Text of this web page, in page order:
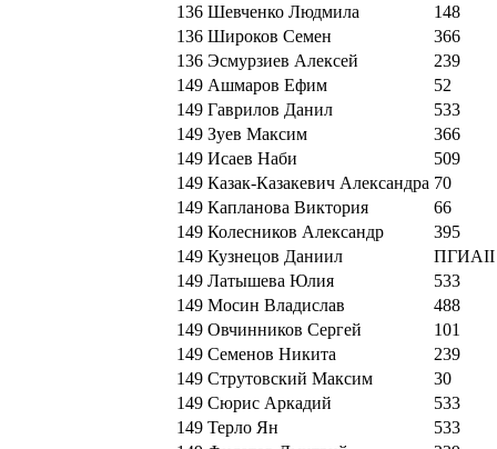
136 Шевченко Людмила
148
136 Широков Семен
366
136 Эсмурзиев Алексей
239
149 Ашмаров Ефим
52
149 Гаврилов Данил
533
149 Зуев Максим
366
149 Исаев Наби
509
149 Казак-Казакевич Александра 70
149 Капланова Виктория
66
149 Колесников Александр
395
149 Кузнецов Даниил
ПГИАII
149 Латышева Юлия
533
149 Мосин Владислав
488
149 Овчинников Сергей
101
149 Семенов Никита
239
149 Струтовский Максим
30
149 Сюрис Аркадий
533
149 Терло Ян
533